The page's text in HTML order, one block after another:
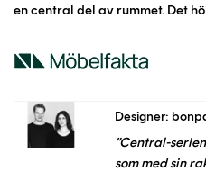
en central del av rummet. Det
Designer:
”Central-
som med sin